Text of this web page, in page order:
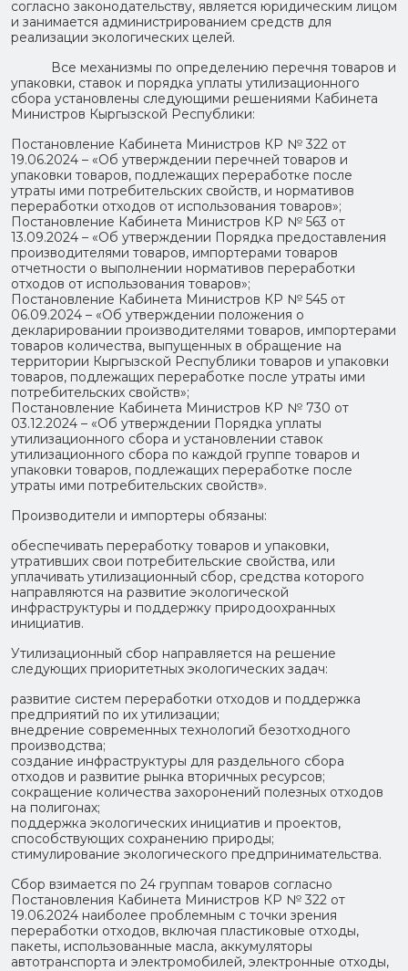
согласно законодательству, является юридическим лицом
и занимается администрированием средств для
реализации экологических целей.
Все механизмы по определению перечня товаров и
упаковки, ставок и порядка уплаты утилизационного
сбора установлены следующими решениями Кабинета
Министров Кыргызской Республики:
Постановление Кабинета Министров КР № 322 от
19.06.2024 – «Об утверждении перечней товаров и
упаковки товаров, подлежащих переработке после
утраты ими потребительских свойств, и нормативов
переработки отходов от использования товаров»;
Постановление Кабинета Министров КР № 563 от
13.09.2024 – «Об утверждении Порядка предоставления
производителями товаров, импортерами товаров
отчетности о выполнении нормативов переработки
отходов от использования товаров»;
Постановление Кабинета Министров КР № 545 от
06.09.2024 – «Об утверждении положения о
декларировании производителями товаров, импортерами
товаров количества, выпущенных в обращение на
территории Кыргызской Республики товаров и упаковки
товаров, подлежащих переработке после утраты ими
потребительских свойств»;
Постановление Кабинета Министров КР № 730 от
03.12.2024 – «Об утверждении Порядка уплаты
утилизационного сбора и установлении ставок
утилизационного сбора по каждой группе товаров и
упаковки товаров, подлежащих переработке после
утраты ими потребительских свойств».
Производители и импортеры обязаны:
обеспечивать переработку товаров и упаковки,
утративших свои потребительские свойства, или
уплачивать утилизационный сбор, средства которого
направляются на развитие экологической
инфраструктуры и поддержку природоохранных
инициатив.
Утилизационный сбор направляется на решение
следующих приоритетных экологических задач:
развитие систем переработки отходов и поддержка
предприятий по их утилизации;
внедрение современных технологий безотходного
производства;
создание инфраструктуры для раздельного сбора
отходов и развитие рынка вторичных ресурсов;
сокращение количества захоронений полезных отходов
на полигонах;
поддержка экологических инициатив и проектов,
способствующих сохранению природы;
стимулирование экологического предпринимательства.
Сбор взимается по 24 группам товаров согласно
Постановления Кабинета Министров КР № 322 от
19.06.2024 наиболее проблемным с точки зрения
переработки отходов, включая пластиковые отходы,
пакеты, использованные масла, аккумуляторы
автотранспорта и электромобилей, электронные отходы,